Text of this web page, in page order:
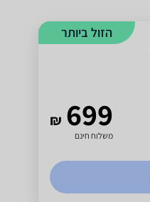
הזול ביותר
₪ 699
משלוח חינם